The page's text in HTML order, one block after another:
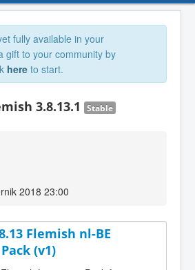
fully available in your
gift to your community by
here to start.
3.8.13.1 Stable
2018 23:00
Flemish nl-BE
(v1)